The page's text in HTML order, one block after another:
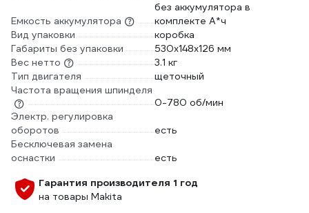
Емкость аккумулятора
без аккумулятора в
комплекте А*ч
Вид упаковки
коробка
Габариты без упаковки
530х148х126 мм
Вес нетто
3.1 кг
Тип двигателя
щеточный
Частота вращения шпинделя
0-780 об/мин
Электр. регулировка
оборотов
есть
Бесключевая замена
оснастки
есть
Гарантия производителя 1 год
на товары Makita